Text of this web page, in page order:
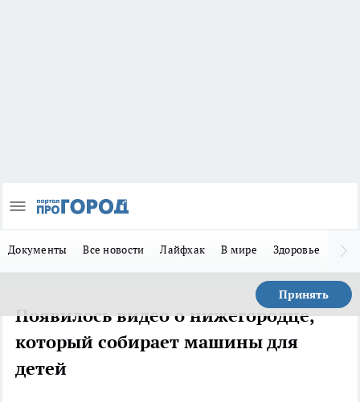
Документы Все новости Лайфхак В мире Здоровье
Принять
Появилось видео о нижегородце,
который собирает машины для
детей